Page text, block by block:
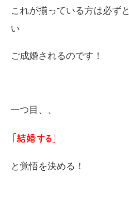
これが揃っている方は必ず
い
ご成婚されるのです！
一つ目、、
「結婚する」
と覚悟を決める！